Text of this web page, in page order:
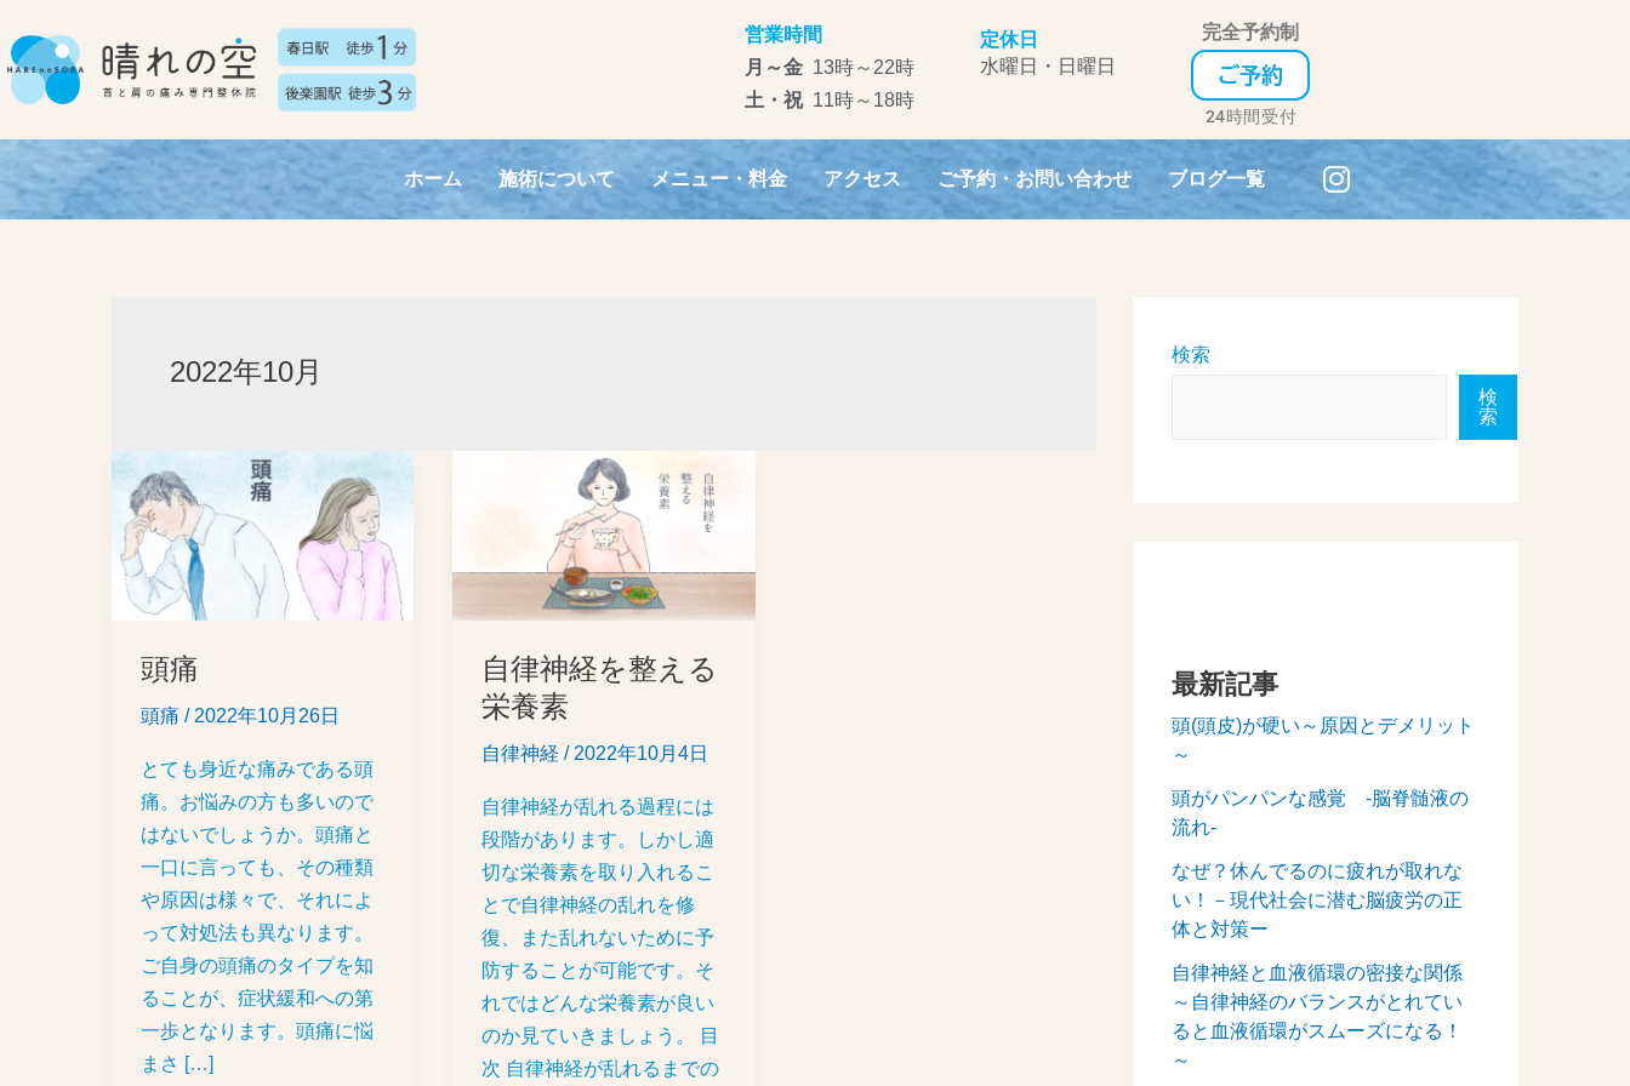
容
を
キ
プ
営業時間
月～金 13時～22時
土・祝 11時～18時
定休日
水曜日・日曜日
完全予約制
ご予約
24時間受付
ホーム 施術について メニュー・料金 アクセス ご予約・お問い合わせ ブログ一覧
I
n
s
2022年10月
頭痛
頭痛 / 2022年10月26日
とても身近な痛みである頭
痛。お悩みの方も多いので
はないでしょうか。頭痛と
一口に言っても、その種類
や原因は様々で、それによ
って対処法も異なります。
ご自身の頭痛のタイプを知
ることが、症状緩和への第
一歩となります。頭痛に悩
まさ […]
痛
自律神経を整える
栄養素
自律神経 / 2022年10月4日
自律神経が乱れる過程には
段階があります。しかし適
切な栄養素を取り入れるこ
とで自律神経の乱れを修
復、また乱れないために予
防することが可能です。そ
れではどんな栄養素が良い
のか見ていきましょう。 目
次 自律神経が乱れるまでの
え
る
栄
養
素
検索
検
索
最新記事
頭(頭皮)が硬い～原因とデメリット
～
頭がパンパンな感覚 -脳脊髄液の
流れ-
なぜ？休んでるのに疲れが取れな
い！－現代社会に潜む脳疲労の正
体と対策ー
自律神経と血液循環の密接な関係
～自律神経のバランスがとれてい
ると血液循環がスムーズになる！
～